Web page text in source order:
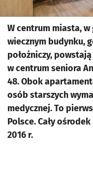
W centrum miasta,
wiecznym budynku,
położniczy,
w centrum seniora
48. Obok
osób starszych
medycznej. To
Polsce. Cały
2016 r.